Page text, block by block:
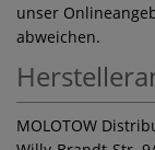
unser
abweichen.
MOLOTOW